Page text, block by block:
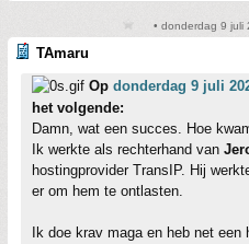
• donderdag 9 juli
TAmaru
Op donderdag 9 juli
het volgende:
Damn, wat een succes. Hoe
Ik werkte als rechterhand van
hostingprovider TransIP. Hij
er om hem te ontlasten.
Ik doe krav maga en heb net een